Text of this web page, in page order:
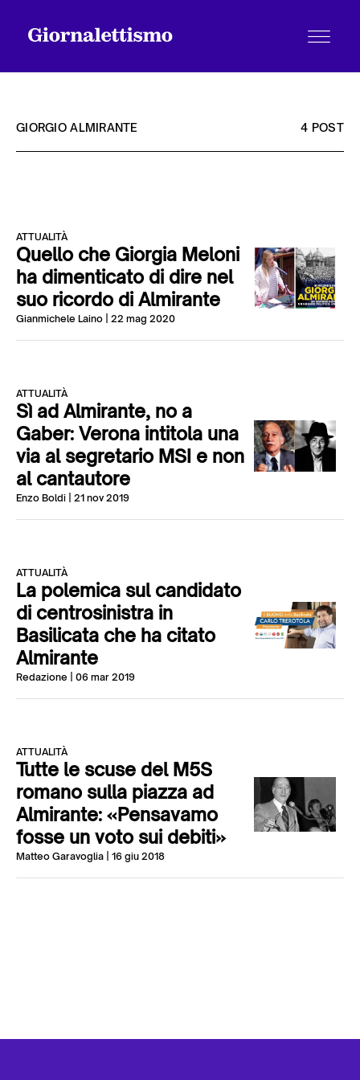
Chi siamo
Contatti
GIORGIO ALMIRANTE 4 POST
ATTUALITÀ
Quello che Giorgia Meloni
ha dimenticato di dire nel
suo ricordo di Almirante
Gianmichele Laino | 22 mag 2020
ATTUALITÀ
Sì ad Almirante, no a
Gaber: Verona intitola una
via al segretario MSI e non
al cantautore
Enzo Boldi | 21 nov 2019
ATTUALITÀ
La polemica sul candidato
di centrosinistra in
Basilicata che ha citato
Almirante
Redazione | 06 mar 2019
ATTUALITÀ
Tutte le scuse del M5S
romano sulla piazza ad
Almirante: «Pensavamo
fosse un voto sui debiti»
Matteo Garavoglia | 16 giu 2018